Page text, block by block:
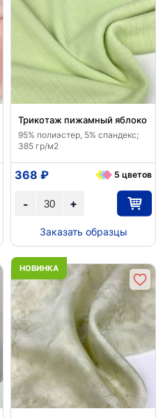
Трикотаж пижамный яблоко
95% полиэстер, 5% спандекс;
385 гр/м2
+
-
368 ₽ 5 цветов
Заказать образцы
НОВИНКА